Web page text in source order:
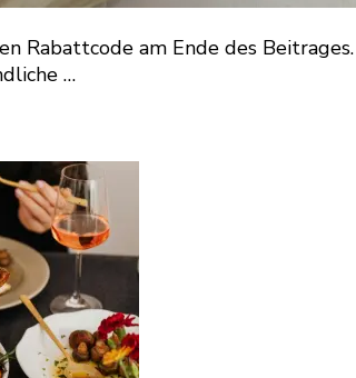
Rabattcode am Ende des
…